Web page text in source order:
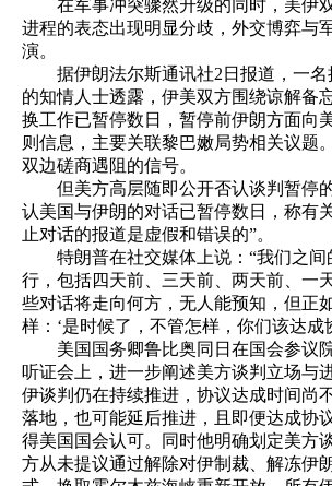
在军事冲突骤然升级的同时，美伊双
进程的表态出现明显分歧，外交博弈与
演。
据伊朗法尔斯通讯社2日报道，一名
的知情人士透露，伊美双方围绕谅解备
换工作已暂停数日，暂停前伊朗方面向
则信息，主要关联黎巴嫩局势相关议题
双边磋商遇阻的信号。
但美方高层随即公开否认谈判暂停
认美国与伊朗的对话已暂停数日，称有
止对话的报道是虚假和错误的”。
特朗普在社交媒体上说：“我们之间
行，包括四天前、三天前、两天前、一
些对话将走向何方，无人能预知，但正
样：‘是时候了，不管怎样，你们该达成
美国国务卿鲁比奥同日在国会参议
听证会上，进一步阐述美方谈判立场与
伊谈判仍在持续推进，协议达成时间尚
落地，也可能延后推进，且即便达成协
得美国国会认可。同时他明确划定美方
方从未提议通过解除对伊制裁、解冻伊